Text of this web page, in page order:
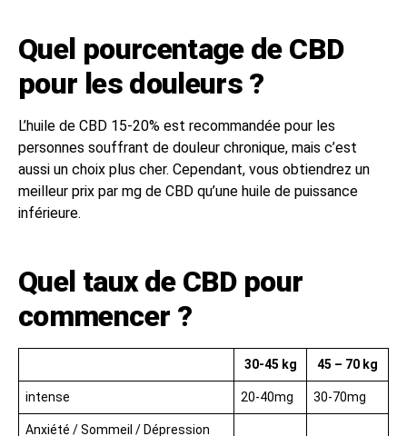
Quel pourcentage de CBD
pour les douleurs ?
L’huile de CBD 15-20% est recommandée pour les
personnes souffrant de douleur chronique, mais c’est
aussi un choix plus cher. Cependant, vous obtiendrez un
meilleur prix par mg de CBD qu’une huile de puissance
inférieure.
Quel taux de CBD pour
commencer ?
30-45 kg 45 – 70 kg
intense 20-40mg 30-70mg
Anxiété / Sommeil / Dépression